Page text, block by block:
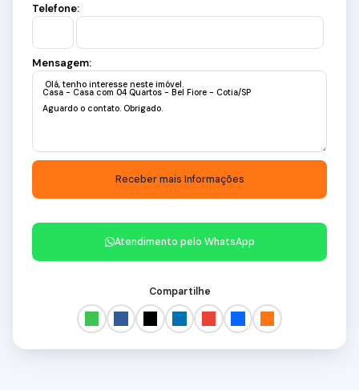
Telefone:
Mensagem:
Atendimento pelo WhatsApp
Compartilhe